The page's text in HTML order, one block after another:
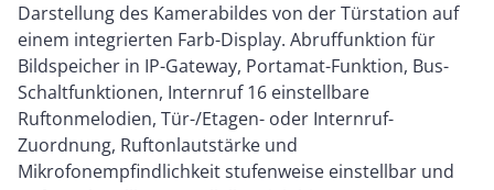
Darstellung des Kamerabildes von der Türstation auf
einem integrierten Farb-Display. Abruffunktion für
Bildspeicher in IP-Gateway, Portamat-Funktion, Bus-
Schaltfunktionen, Internruf 16 einstellbare
Ruftonmelodien, Tür-/Etagen- oder Internruf-
Zuordnung, Ruftonlautstärke und
Mikrofonempfindlichkeit stufenweise einstellbar und